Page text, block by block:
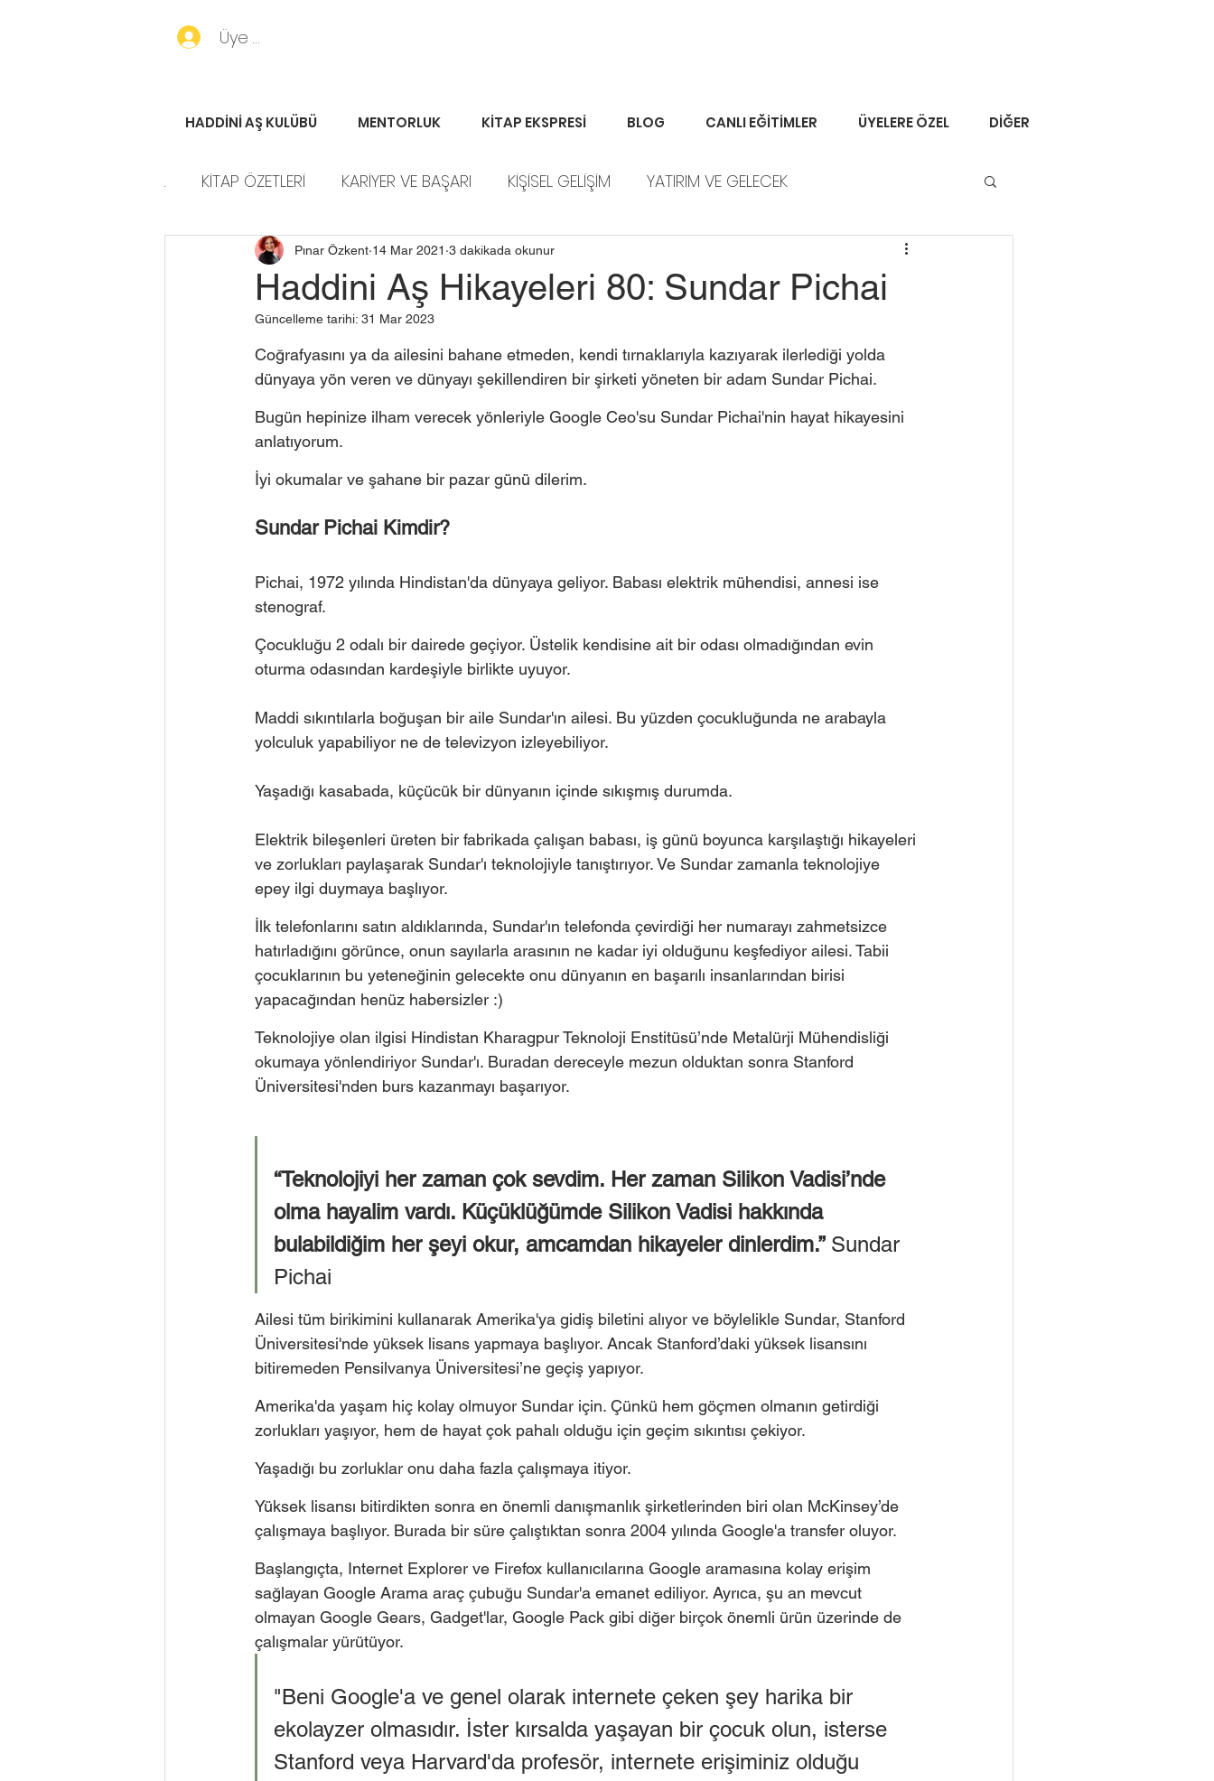
Üye Girişi
HADDİNİ AŞ KULÜBÜ MENTORLUK KİTAP EKSPRESİ BLOG CANLI EĞİTİMLER ÜYELERE ÖZEL DİĞER
. KİTAP ÖZETLERİ KARİYER VE BAŞARI KİŞİSEL GELİŞİM YATIRIM VE GELECEK
HADDİNİ AŞ HİKAYELERİ PORTFÖY HABERLERİ
Haddini Aş Hikayeleri 80: Sundar Pichai
Pınar Özkent 14 Mar 2021 3 dakikada okunur
Güncelleme tarihi: 31 Mar 2023
Coğrafyasını ya da ailesini bahane etmeden, kendi tırnaklarıyla kazıyarak ilerlediği yolda
dünyaya yön veren ve dünyayı şekillendiren bir şirketi yöneten bir adam Sundar Pichai.
Bugün hepinize ilham verecek yönleriyle Google Ceo'su Sundar Pichai'nin hayat hikayesini
anlatıyorum.
İyi okumalar ve şahane bir pazar günü dilerim.
Sundar Pichai Kimdir?
Pichai, 1972 yılında Hindistan'da dünyaya geliyor. Babası elektrik mühendisi, annesi ise
stenograf.
Çocukluğu 2 odalı bir dairede geçiyor. Üstelik kendisine ait bir odası olmadığından evin
oturma odasından kardeşiyle birlikte uyuyor.
Maddi sıkıntılarla boğuşan bir aile Sundar'ın ailesi. Bu yüzden çocukluğunda ne arabayla
yolculuk yapabiliyor ne de televizyon izleyebiliyor.
Yaşadığı kasabada, küçücük bir dünyanın içinde sıkışmış durumda.
Elektrik bileşenleri üreten bir fabrikada çalışan babası, iş günü boyunca karşılaştığı hikayeleri
ve zorlukları paylaşarak Sundar'ı teknolojiyle tanıştırıyor. Ve Sundar zamanla teknolojiye
epey ilgi duymaya başlıyor.
İlk telefonlarını satın aldıklarında, Sundar'ın telefonda çevirdiği her numarayı zahmetsizce
hatırladığını görünce, onun sayılarla arasının ne kadar iyi olduğunu keşfediyor ailesi. Tabii
çocuklarının bu yeteneğinin gelecekte onu dünyanın en başarılı insanlarından birisi
yapacağından henüz habersizler :)
Teknolojiye olan ilgisi Hindistan Kharagpur Teknoloji Enstitüsü’nde Metalürji Mühendisliği
okumaya yönlendiriyor Sundar'ı. Buradan dereceyle mezun olduktan sonra Stanford
Üniversitesi'nden burs kazanmayı başarıyor.
“Teknolojiyi her zaman çok sevdim. Her zaman Silikon Vadisi’nde
olma hayalim vardı. Küçüklüğümde Silikon Vadisi hakkında
bulabildiğim her şeyi okur, amcamdan hikayeler dinlerdim.” Sundar
Pichai
Ailesi tüm birikimini kullanarak Amerika'ya gidiş biletini alıyor ve böylelikle Sundar, Stanford
Üniversitesi'nde yüksek lisans yapmaya başlıyor. Ancak Stanford’daki yüksek lisansını
bitiremeden Pensilvanya Üniversitesi’ne geçiş yapıyor.
Amerika'da yaşam hiç kolay olmuyor Sundar için. Çünkü hem göçmen olmanın getirdiği
zorlukları yaşıyor, hem de hayat çok pahalı olduğu için geçim sıkıntısı çekiyor.
Yaşadığı bu zorluklar onu daha fazla çalışmaya itiyor.
Yüksek lisansı bitirdikten sonra en önemli danışmanlık şirketlerinden biri olan McKinsey’de
çalışmaya başlıyor. Burada bir süre çalıştıktan sonra 2004 yılında Google'a transfer oluyor.
Başlangıçta, Internet Explorer ve Firefox kullanıcılarına Google aramasına kolay erişim
sağlayan Google Arama araç çubuğu Sundar'a emanet ediliyor. Ayrıca, şu an mevcut
olmayan Google Gears, Gadget'lar, Google Pack gibi diğer birçok önemli ürün üzerinde de
çalışmalar yürütüyor.
"Beni Google'a ve genel olarak internete çeken şey harika bir
ekolayzer olmasıdır. İster kırsalda yaşayan bir çocuk olun, isterse
Stanford veya Harvard'da profesör, internete erişiminiz olduğu